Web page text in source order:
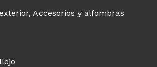
, Accesorios y alfombras